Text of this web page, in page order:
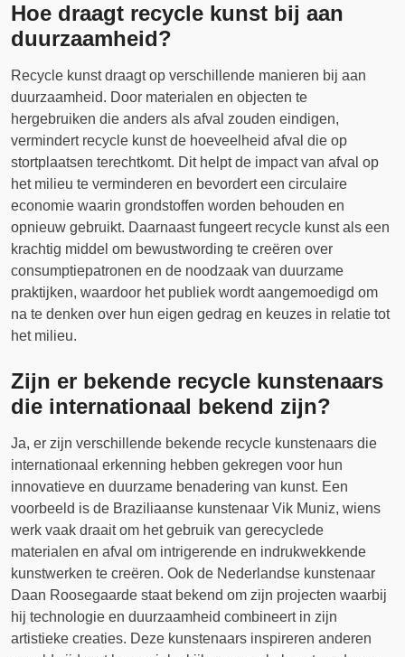
Hoe draagt recycle kunst bij aan
duurzaamheid?
Recycle kunst draagt op verschillende manieren bij aan
duurzaamheid. Door materialen en objecten te
hergebruiken die anders als afval zouden eindigen,
vermindert recycle kunst de hoeveelheid afval die op
stortplaatsen terechtkomt. Dit helpt de impact van afval op
het milieu te verminderen en bevordert een circulaire
economie waarin grondstoffen worden behouden en
opnieuw gebruikt. Daarnaast fungeert recycle kunst als een
krachtig middel om bewustwording te creëren over
consumptiepatronen en de noodzaak van duurzame
praktijken, waardoor het publiek wordt aangemoedigd om
na te denken over hun eigen gedrag en keuzes in relatie tot
het milieu.
Zijn er bekende recycle kunstenaars
die internationaal bekend zijn?
Ja, er zijn verschillende bekende recycle kunstenaars die
internationaal erkenning hebben gekregen voor hun
innovatieve en duurzame benadering van kunst. Een
voorbeeld is de Braziliaanse kunstenaar Vik Muniz, wiens
werk vaak draait om het gebruik van gerecyclede
materialen en afval om intrigerende en indrukwekkende
kunstwerken te creëren. Ook de Nederlandse kunstenaar
Daan Roosegaarde staat bekend om zijn projecten waarbij
hij technologie en duurzaamheid combineert in zijn
artistieke creaties. Deze kunstenaars inspireren anderen